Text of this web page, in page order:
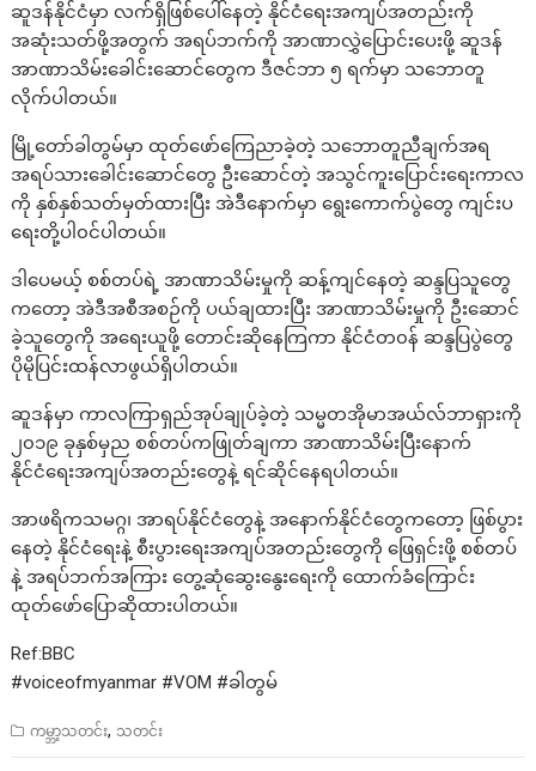
ဆူဒန်နိုင်ငံမှာ လက်ရှိဖြစ်ပေါ်နေတဲ့ နိုင်ငံရေးအကျပ်အတည်းကို
အဆုံးသတ်ဖို့အတွက် အရပ်ဘက်ကို အာဏာလွှဲပြောင်းပေးဖို့ ဆူဒန်
အာဏာသိမ်းခေါင်းဆောင်တွေက ဒီဇင်ဘာ ၅ ရက်မှာ သဘောတူ
လိုက်ပါတယ်။
မြို့တော်ခါတွမ်မှာ ထုတ်ဖော်ကြေညာခဲ့တဲ့ သဘောတူညီချက်အရ
အရပ်သားခေါင်းဆောင်တွေ ဦးဆောင်တဲ့ အသွင်ကူးပြောင်းရေးကာလ
ကို နှစ်နှစ်သတ်မှတ်ထားပြီး အဲဒီနောက်မှာ ရွေးကောက်ပွဲတွေ ကျင်းပ
ရေးတို့ပါ၀င်ပါတယ်။
ဒါပေမယ့် စစ်တပ်ရဲ့ အာဏာသိမ်းမှုကို ဆန့်ကျင်နေတဲ့ ဆန္ဒပြသူတွေ
ကတော့ အဲဒီအစီအစဉ်ကို ပယ်ချထားပြီး အာဏာသိမ်းမှုကို ဦးဆောင်
ခဲ့သူတွေကို အရေးယူဖို့ တောင်းဆိုနေကြကာ နိုင်ငံတ၀န် ဆန္ဒပြပွဲတွေ
ပိုမိုပြင်းထန်လာဖွယ်ရှိပါတယ်။
ဆူဒန်မှာ ကာလကြာရှည်အုပ်ချုပ်ခဲ့တဲ့ သမ္မတအိုမာအယ်လ်ဘာရှားကို
၂၀၁၉ ခုနှစ်မှည စစ်တပ်ကဖြုတ်ချကာ အာဏာသိမ်းပြီးနောက်
နိုင်ငံရေးအကျပ်အတည်းတွေနဲ့ ရင်ဆိုင်နေရပါတယ်။
အာဖရိကသမဂ္ဂ၊ အာရပ်နိုင်ငံတွေနဲ့ အနောက်နိုင်ငံတွေကတော့ ဖြစ်ပွား
နေတဲ့ နိုင်ငံရေးနဲ့ စီးပွားရေးအကျပ်အတည်းတွေကို ဖြေရှင်းဖို့ စစ်တပ်
နဲ့ အရပ်ဘက်အကြား တွေ့ဆုံဆွေးနွေးရေးကို ထောက်ခံကြောင်း
ထုတ်ဖော်ပြောဆိုထားပါတယ်။
Ref:BBC
#voiceofmyanmar #VOM #ခါတွမ်
ကမ္ဘာ့သတင်း, သတင်း